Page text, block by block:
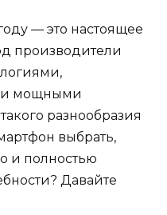
— это настоящее
производители
и мощными
разнообразия
выбрать,
и полностью
Давайте